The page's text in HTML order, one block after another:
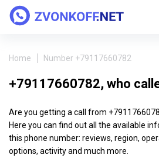
Home Number +79117660782
+79117660782, who
Are you getting a call from
Here you can find out all the available
this phone number: reviews, region,
options, activity and much more.